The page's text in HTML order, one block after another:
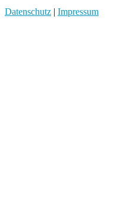
Datenschutz | Impressum